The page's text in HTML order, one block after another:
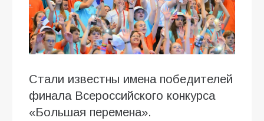
Стали известны имена победителей
финала Всероссийского конкурса
«Большая перемена».